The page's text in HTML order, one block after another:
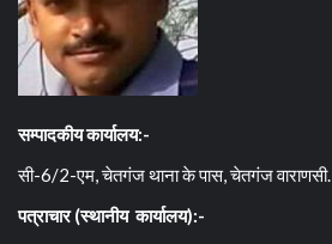
सम्पादकीय कार्यालय:-
सी-6/2-एम, चेतगंज थाना के पास, चेतगंज वाराणसी.
पत्राचार (स्थानीय कार्यालय):-